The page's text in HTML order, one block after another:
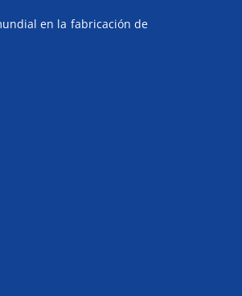
en la fabricación de